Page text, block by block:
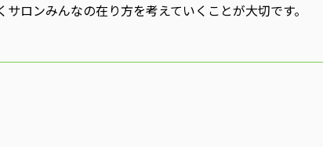
ロンみんなの在り方を考えていくことが大切です。